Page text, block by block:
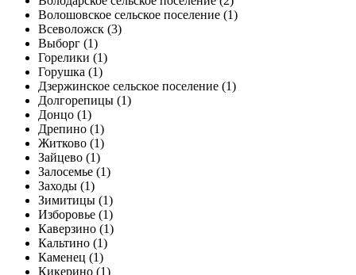
Волошовское сельское поселение (1)
Всеволожск (3)
Выборг (1)
Горелики (1)
Горушка (1)
Дзержинское сельское поселение (1)
Долгорепицы (1)
Донцо (1)
Дрепино (1)
Житково (1)
Зайцево (1)
Залосемье (1)
Заходы (1)
Зимитицы (1)
Изборовье (1)
Каверзино (1)
Кальтино (1)
Каменец (1)
Кикерино (1)